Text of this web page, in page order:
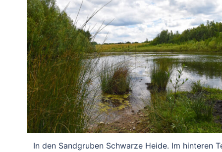
In den Sandgruben Schwarze Heide. Im hinteren